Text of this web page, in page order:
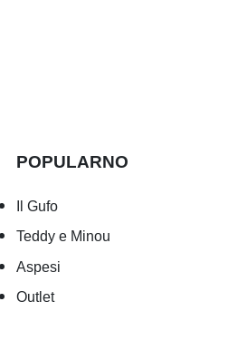
POPULARNO
Il Gufo
Teddy e Minou
Aspesi
Outlet